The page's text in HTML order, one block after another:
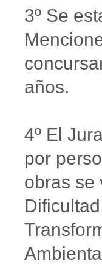
3º Se
años.
4º El
por
obras se